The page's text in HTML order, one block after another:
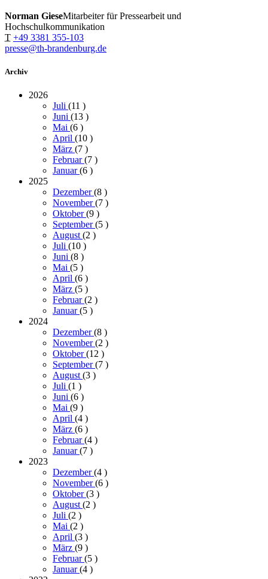
Norman GieseMitarbeiter für Pressearbeit und
Hochschulkommunikation
T +49 3381 355-103
presse@th-brandenburg.de
Archiv
2026
Juli (11 )
Juni (13 )
Mai (6 )
April (10 )
März (7 )
Februar(7 )
Januar(6 )
2025
Dezember(8 )
November(7 )
Oktober(9 )
September(5 )
August(2 )
Juli (10 )
Juni (8 )
Mai (5 )
April (6 )
März (5 )
Februar(2 )
Januar(5 )
2024
Dezember(8 )
November(2 )
Oktober(12 )
September(7 )
August(3 )
Juli (1 )
Juni (6 )
Mai (9 )
April (4 )
März (6 )
Februar(4 )
Januar(7 )
2023
Dezember(4 )
November(6 )
Oktober(3 )
August(2 )
Juli (2 )
Mai (2 )
April (3 )
März (9 )
Februar(5 )
Januar(4 )